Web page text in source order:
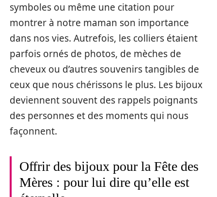
symboles ou même une citation pour
montrer à notre maman son importance
dans nos vies. Autrefois, les colliers étaient
parfois ornés de photos, de mèches de
cheveux ou d’autres souvenirs tangibles de
ceux que nous chérissons le plus. Les bijoux
deviennent souvent des rappels poignants
des personnes et des moments qui nous
façonnent.
Offrir des bijoux pour la Fête des
Mères : pour lui dire qu’elle est